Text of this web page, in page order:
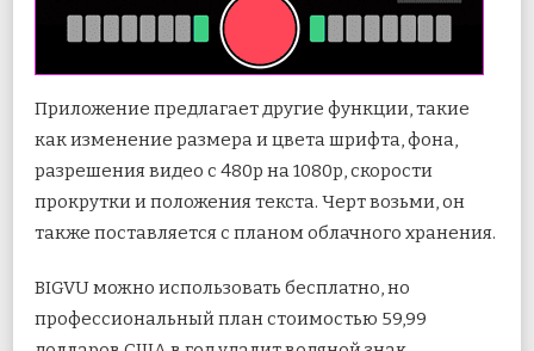
Приложение предлагает другие функции, такие
как изменение размера и цвета шрифта, фона,
разрешения видео с 480p на 1080p, скорости
прокрутки и положения текста. Черт возьми, он
также поставляется с планом облачного хранения.
BIGVU можно использовать бесплатно, но
профессиональный план стоимостью 59,99